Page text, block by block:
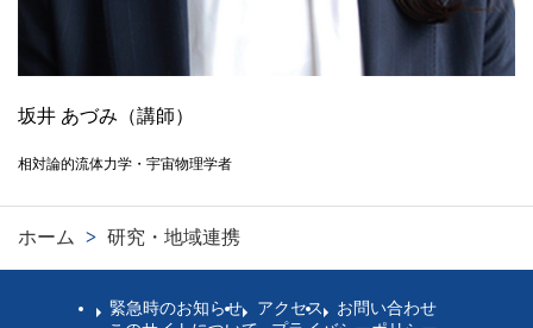
坂井 あづみ（講師）
相対論的流体力学・宇宙物理学者
ホーム > 研究・地域連携
緊急時のお知らせ アクセス
お問い合わせ